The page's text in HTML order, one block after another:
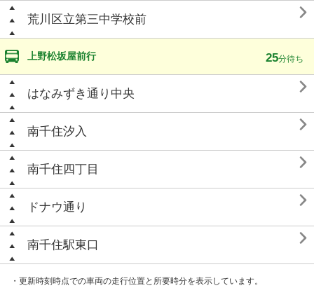
荒川区立第三中学校前 
上野松坂屋前行 25分待ち
はなみずき通り中央 
南千住汐入 
南千住四丁目 
ドナウ通り 
南千住駅東口 
・更新時刻時点での車両の走行位置と所要時分を表示しています。